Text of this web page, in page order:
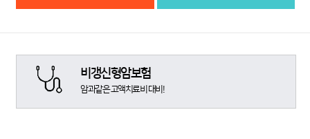
비갱신형암보험
암과같은 고액치료비 대비!